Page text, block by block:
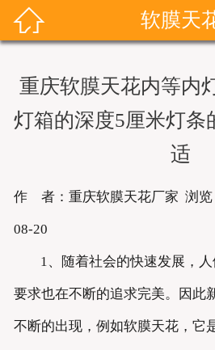
 软膜天
重庆软膜天花内等内
灯箱的深度5厘米灯条
适
作 者：重庆软膜天花厂家 浏览
08-20
1、随着社会的快速发展，
要求也在不断的追求完美。因此
不断的出现，例如软膜天花，它